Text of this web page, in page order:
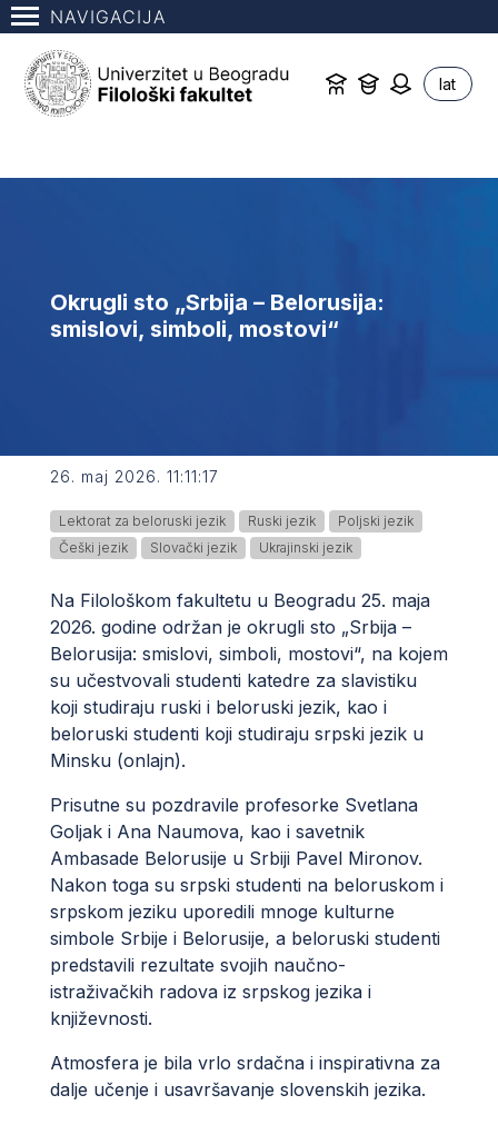
NAVIGACIJA
lat
Okrugli sto „Srbija – Belorusija:
smislovi, simboli, mostovi“
26. maj 2026. 11:11:17
Lektorat za beloruski jezik Ruski jezik
Poljski jezik
Češki jezik
Slovački jezik Ukrajinski jezik
Na Filološkom fakultetu u Beogradu 25. maja
2026. godine održan je okrugli sto „Srbija –
Belorusija: smislovi, simboli, mostovi“, na kojem
su učestvovali studenti katedre za slavistiku
koji studiraju ruski i beloruski jezik, kao i
beloruski studenti koji studiraju srpski jezik u
Minsku (onlajn).
Prisutne su pozdravile profesorke Svetlana
Goljak i Ana Naumova, kao i savetnik
Ambasade Belorusije u Srbiji Pavel Mironov.
Nakon toga su srpski studenti na beloruskom i
srpskom jeziku uporedili mnoge kulturne
simbole Srbije i Belorusije, a beloruski studenti
predstavili rezultate svojih naučno-
istraživačkih radova iz srpskog jezika i
književnosti.
Atmosfera je bila vrlo srdačna i inspirativna za
dalje učenje i usavršavanje slovenskih jezika.